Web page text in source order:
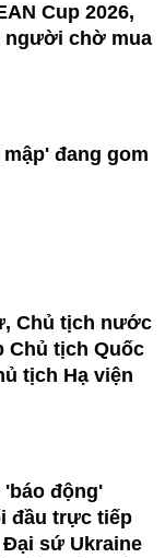
Cup 2026,
người chờ mua
đang gom
Chủ tịch nước
Chủ tịch Quốc
tịch Hạ viện
'báo động'
đầu trực tiếp
Đại sứ Ukraine